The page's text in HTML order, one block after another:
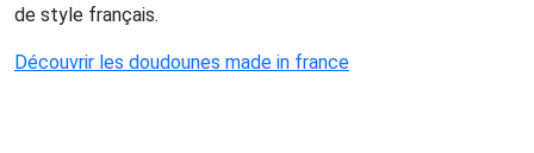
de style français.
Découvrir les doudounes made in france